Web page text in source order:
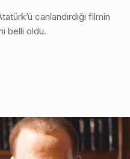
canlandırdığı filmin
belli oldu.